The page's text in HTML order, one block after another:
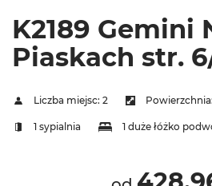
K2189 Gemini
Piaskach str.
Liczba miejsc: 2 Powierzchnia:
1 sypialnia 1 duże łóżko